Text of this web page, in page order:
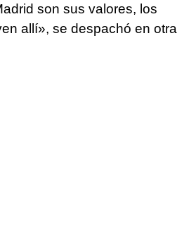
son sus valores, los
allí», se despachó en otra